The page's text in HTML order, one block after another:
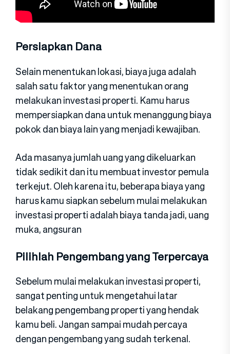
Persiapkan Dana
Selain menentukan lokasi, biaya juga adalah
salah satu faktor yang menentukan orang
melakukan investasi properti. Kamu harus
mempersiapkan dana untuk menanggung biaya
pokok dan biaya lain yang menjadi kewajiban.
Ada masanya jumlah uang yang dikeluarkan
tidak sedikit dan itu membuat investor pemula
terkejut. Oleh karena itu, beberapa biaya yang
harus kamu siapkan sebelum mulai melakukan
investasi properti adalah biaya tanda jadi, uang
muka, angsuran
Pilihlah Pengembang yang Terpercaya
Sebelum mulai melakukan investasi properti,
sangat penting untuk mengetahui latar
belakang pengembang properti yang hendak
kamu beli. Jangan sampai mudah percaya
dengan pengembang yang sudah terkenal.